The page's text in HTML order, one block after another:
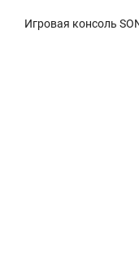
Игровая консоль